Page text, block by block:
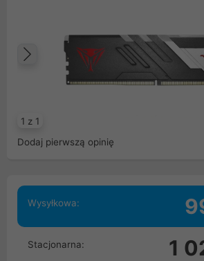
1 z 1
Poprzedni
Dodaj pierwszą opinię
Wysyłkowa:
Stacjonarna: 1